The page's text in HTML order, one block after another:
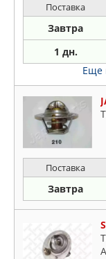
Поставка
Завтра
1 дн.
Еще
Поставка
Завтра